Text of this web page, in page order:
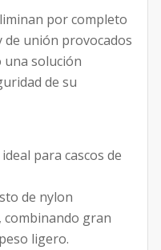
por completo
unión provocados
solución
de su
para cascos de
de nylon
gran
ligero.